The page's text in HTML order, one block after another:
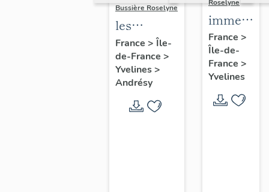
Bussière Roselyne
les
immeubles,
maisons et
fermes du
canton
d'Andrésy
France > Île-
de-France >
Yvelines>
Andrésy
Roselyne
maisons,
fermes
France >
Île-de-
France >
Yvelines